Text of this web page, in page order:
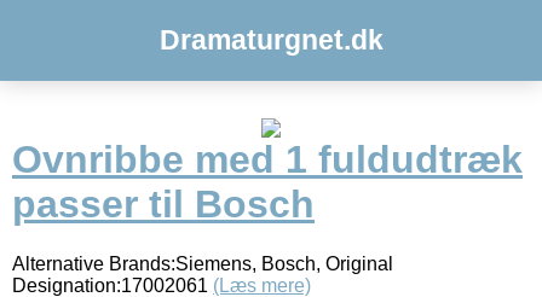
Dramaturgnet.dk
Ovnribbe med 1 fuldudtræk
passer til Bosch
Alternative Brands:Siemens, Bosch, Original
Designation:17002061 (Læs mere)